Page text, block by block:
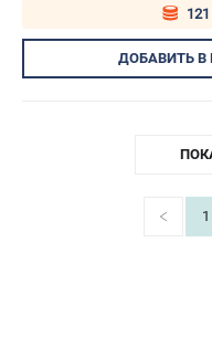
ДОБАВИТЬ В
1